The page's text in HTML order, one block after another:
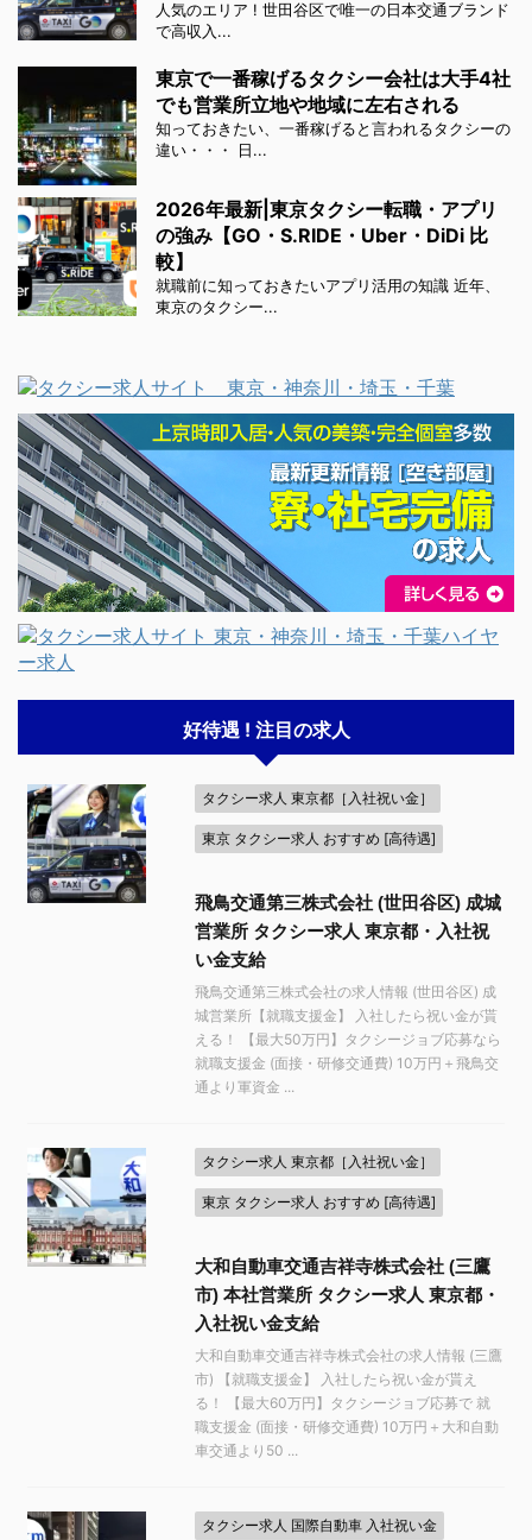
人気のエリア ! 世田谷区で唯一の日本交通ブランド
で高収入...
東京で一番稼げるタクシー会社は大手4社
でも営業所立地や地域に左右される
知っておきたい、一番稼げると言われるタクシーの
違い・・・ 日...
2026年最新|東京タクシー転職・アプリ
の強み【GO・S.RIDE・Uber・DiDi 比
較】
就職前に知っておきたいアプリ活用の知識 近年、
東京のタクシー...
好待遇 ! 注目の求人
タクシー求人 東京都［入社祝い金］
東京 タクシー求人 おすすめ [高待遇]
飛鳥交通第三株式会社 (世田谷区) 成城
営業所 タクシー求人 東京都・入社祝
い金支給
飛鳥交通第三株式会社の求人情報 (世田谷区) 成
城営業所【就職支援金】 入社したら祝い金が貰
える！ 【最大50万円】タクシージョブ応募なら
就職支援金 (面接・研修交通費) 10万円＋飛鳥交
通より軍資金 ...
タクシー求人 東京都［入社祝い金］
東京 タクシー求人 おすすめ [高待遇]
大和自動車交通吉祥寺株式会社 (三鷹
市) 本社営業所 タクシー求人 東京都・
入社祝い金支給
大和自動車交通吉祥寺株式会社の求人情報 (三鷹
市) 【就職支援金】 入社したら祝い金が貰え
る！ 【最大60万円】タクシージョブ応募で 就
職支援金 (面接・研修交通費) 10万円＋大和自動
車交通より50 ...
タクシー求人 国際自動車 入社祝い金